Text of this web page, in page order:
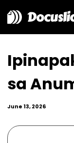
sa
June 13, 2026